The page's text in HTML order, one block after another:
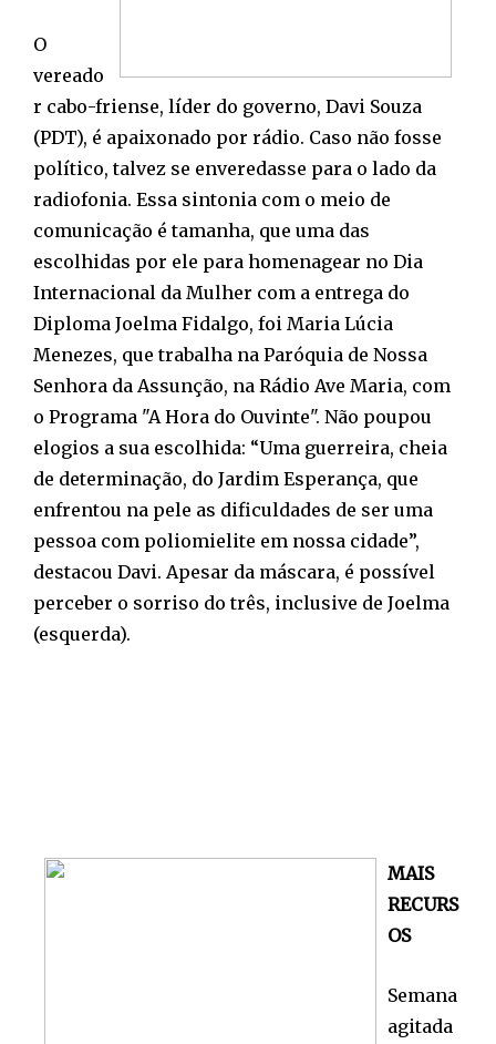
O
vereado
r cabo-friense, líder do governo, Davi Souza
(PDT), é apaixonado por rádio. Caso não fosse
político, talvez se enveredasse para o lado da
radiofonia. Essa sintonia com o meio de
comunicação é tamanha, que uma das
escolhidas por ele para homenagear no Dia
Internacional da Mulher com a entrega do
Diploma Joelma Fidalgo, foi Maria Lúcia
Menezes, que trabalha na Paróquia de Nossa
Senhora da Assunção, na Rádio Ave Maria, com
o Programa "A Hora do Ouvinte". Não poupou
elogios a sua escolhida: “Uma guerreira, cheia
de determinação, do Jardim Esperança, que
enfrentou na pele as dificuldades de ser uma
pessoa com poliomielite em nossa cidade”,
destacou Davi. Apesar da máscara, é possível
perceber o sorriso do três, inclusive de Joelma
(esquerda).
MAIS
RECURS
OS
Semana
agitada